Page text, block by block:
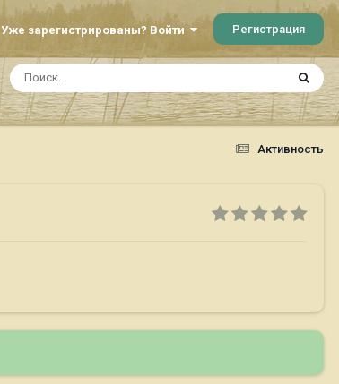
Уже зарегистрированы? Войти Регистрация
Активность